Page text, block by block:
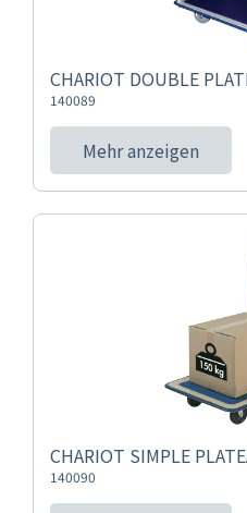
CHARIOT DOUBLE
140089
Mehr anzeigen
CHARIOT SIMPLE
140090